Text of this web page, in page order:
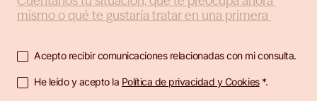
Acepto recibir comunicaciones relacionadas con mi consulta.
He leído y acepto la Política de privacidad y Cookies*.